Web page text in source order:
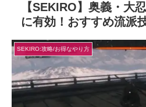
【SEKIRO】奥義・大
に有効！おすすめ流派
SEKIRO:攻略/お得なやり方